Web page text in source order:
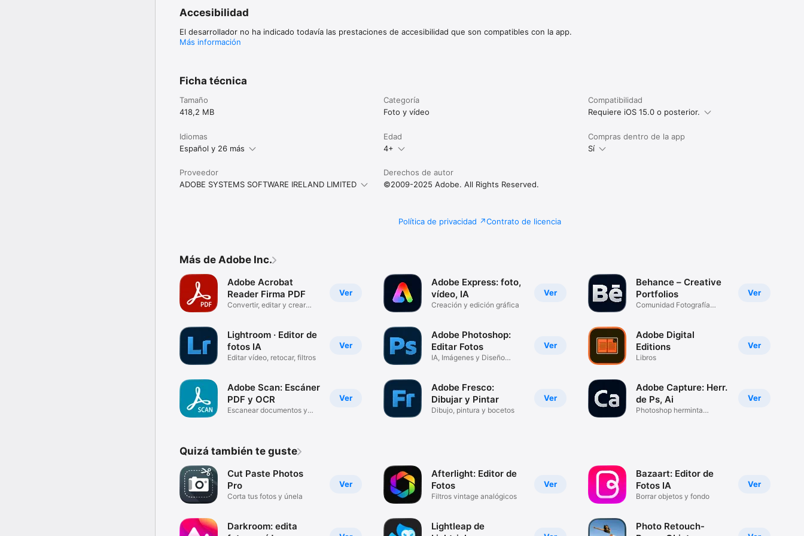
Efectos de animación en el Editor: las animaciones han entrado en el chat. Prueba los nuevos efectos de animación en el
Editor.
Accesibilidad
El desarrollador no ha indicado todavía las prestaciones de accesibilidad que son compatibles con la app.
Más información
Ficha técnica
Tamaño
418,2 MB
Categoría
Foto y vídeo
Compatibilidad
Requiere iOS 15.0 o posterior.
Idiomas
Español y 26 más
Edad
4+
Compras dentro de la app
Sí
Proveedor
ADOBE SYSTEMS SOFTWARE IRELAND LIMITED
Derechos de autor
©2009-2025 Adobe. All Rights Reserved.
Política de privacidad Contrato de licencia
Más de Adobe Inc.
Ver
Adobe Acrobat
Reader Firma PDF
Convertir, editar y crear
Ver
Lightroom · Editor de
fotos IA
Editar vídeo, retocar, filtros
Ver
Adobe Scan: Escáner
PDF y OCR
Escanear documentos y
Ver
Adobe Express: foto,
vídeo, IA
Creación y edición gráfica
Ver
Adobe Photoshop:
Editar Fotos
IA, Imágenes y Diseño
Ver
Adobe Fresco:
Dibujar y Pintar
Dibujo, pintura y bocetos
Ver
Behance – Creative
Portfolios
Comunidad Fotografía
Ver
Adobe Digital
Editions
Libros
Ver
Adobe Capture: Herr.
de Ps, Ai
Photoshop herminta
Quizá también te guste
Ver
Cut Paste Photos
Pro
Corta tus fotos y únela
Darkroom: edita
Ver
Afterlight: Editor de
Fotos
Filtros vintage analógicos
Lightleap de
Ver
Bazaart: Editor de
Fotos IA
Borrar objetos y fondo
Photo Retouch-